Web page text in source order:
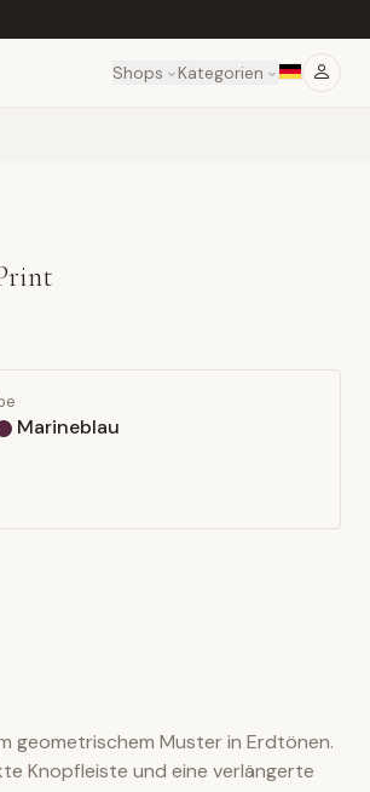
Shops Kategorien
Marineblau
geometrischem Muster in Erdtönen.
Knopfleiste und eine verlängerte